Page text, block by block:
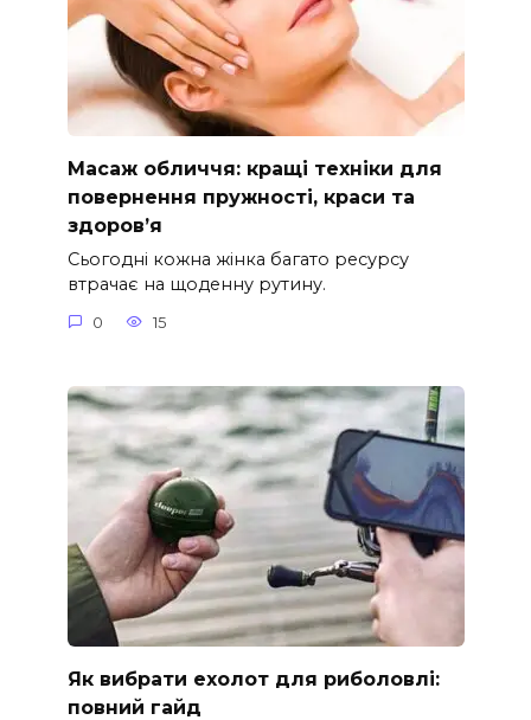
Масаж обличчя: кращі техніки для
повернення пружності, краси та
здоров’я
Сьогодні кожна жінка багато ресурсу
втрачає на щоденну рутину.
0 15
Як вибрати ехолот для риболовлі:
повний гайд